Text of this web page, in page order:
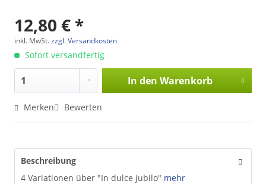
12,80 € *
inkl. MwSt.zzgl. Versandkosten
Sofort versandfertig
In den Warenkorb
Merken Bewerten
Beschreibung
4 Variationen über "In dulce jubilo" mehr